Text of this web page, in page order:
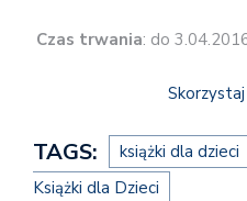
Czas trwania: do
TAGS: książki dla dzieci
Książki dla Dzieci